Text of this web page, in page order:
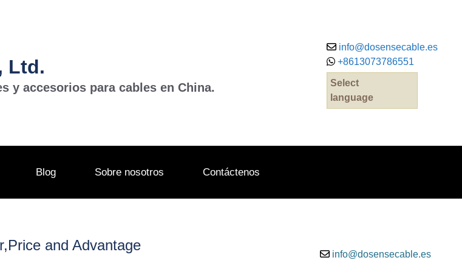
Ltd.
y accesorios para cables en China.
info@dosensecable.es
+8613073786551
Select
language
Blog Sobre nosotros Contáctenos
and Advantage
info@dosensecable.es